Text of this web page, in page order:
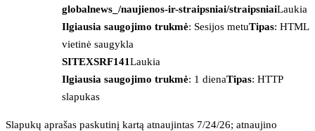
globalnews_/naujienos-ir-straipsniai/straipsniaiLaukia
Ilgiausia saugojimo trukmė: Sesijos metuTipas: HTML
vietinė saugykla
SITEXSRF141Laukia
Ilgiausia saugojimo trukmė: 1 dienaTipas: HTTP
slapukas
Slapukų aprašas paskutinį kartą atnaujintas 7/24/26; atnaujino